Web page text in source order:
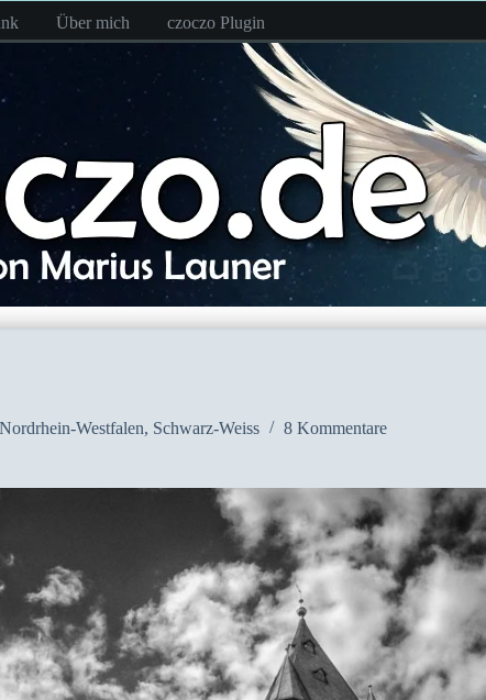
Über mich czoczo Plugin
Nordrhein-Westfalen, Schwarz-Weiss 8 Kommentare